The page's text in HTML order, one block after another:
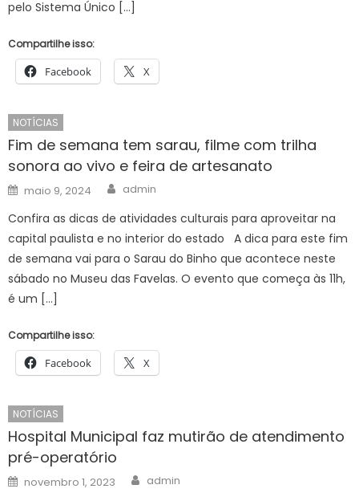
pelo Sistema Único […]
Compartilhe isso:
Facebook X
NOTÍCIAS
Fim de semana tem sarau, filme com trilha
sonora ao vivo e feira de artesanato
Posted
on
maio 9, 2024 Author
admin
Confira as dicas de atividades culturais para aproveitar na
capital paulista e no interior do estado A dica para este fim
de semana vai para o Sarau do Binho que acontece neste
sábado no Museu das Favelas. O evento que começa às 11h,
é um […]
Compartilhe isso:
Facebook X
NOTÍCIAS
Hospital Municipal faz mutirão de atendimento
pré-operatório
Posted
on
novembro 1, 2023 Author
admin